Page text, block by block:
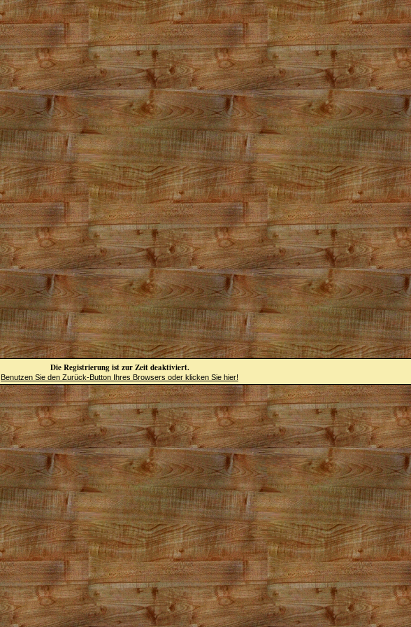
Die Registrierung ist zur Zeit deaktiviert.
Benutzen Sie den Zurück-Button Ihres Browsers oder klicken Sie hier!